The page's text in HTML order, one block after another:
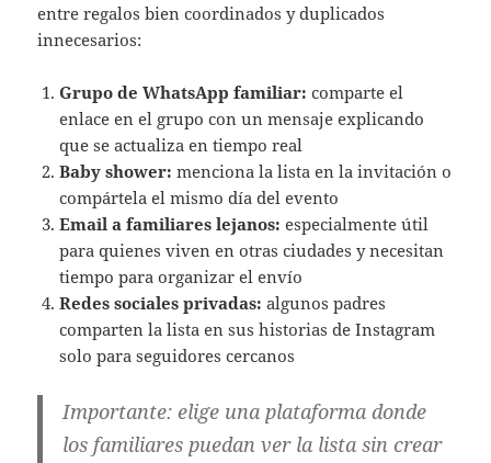
entre regalos bien coordinados y duplicados
innecesarios:
Grupo de WhatsApp familiar: comparte el
enlace en el grupo con un mensaje explicando
que se actualiza en tiempo real
Baby shower: menciona la lista en la invitación o
compártela el mismo día del evento
Email a familiares lejanos: especialmente útil
para quienes viven en otras ciudades y necesitan
tiempo para organizar el envío
Redes sociales privadas: algunos padres
comparten la lista en sus historias de Instagram
solo para seguidores cercanos
Importante:elige una plataforma donde
los familiares puedan ver la lista sin crear